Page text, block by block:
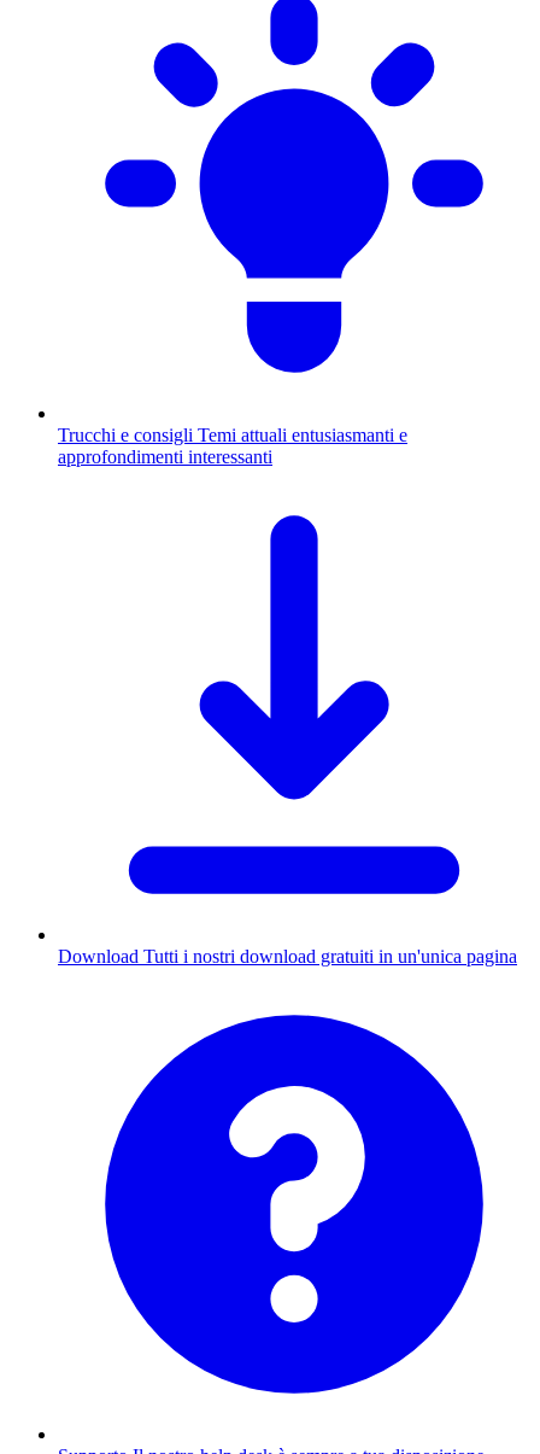
Trucchi e consigli Temi attuali entusiasmanti e
approfondimenti interessanti
Download Tutti i nostri download gratuiti in un'unica pagina